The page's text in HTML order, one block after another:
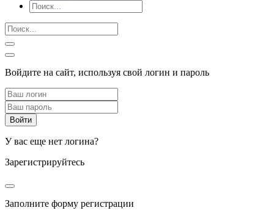
Войдите на сайт, используя свой логин и пароль
У вас еще нет логина?
Зарегистрируйтесь
Заполните форму регистрации